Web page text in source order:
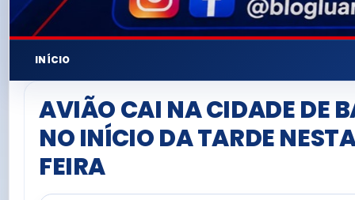
INÍCIO
AVIÃO CAI NA CIDADE DE
NO INÍCIO DA TARDE
FEIRA